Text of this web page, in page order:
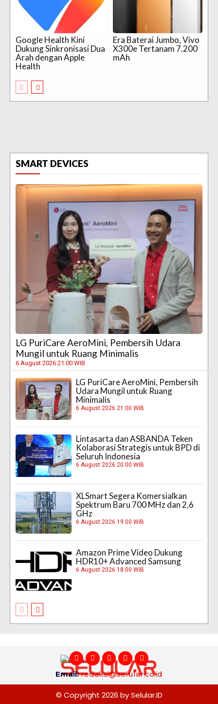
Google Health Kini
Dukung Sinkronisasi Dua
Arah dengan Apple
Health
Era Baterai Jumbo, Vivo
X300e Tertanam 7.200
mAh
SMART DEVICES
LG PuriCare AeroMini, Pembersih Udara
Mungil untuk Ruang Minimalis
6 August 2026 21:00 WIB
LG PuriCare AeroMini, Pembersih
Udara Mungil untuk Ruang
Minimalis
6 August 2026 21:00 WIB
Lintasarta dan ASBANDA Teken
Kolaborasi Strategis untuk BPD di
Seluruh Indonesia
6 August 2026 20:00 WIB
XLSmart Segera Komersialkan
Spektrum Baru 700 MHz dan 2,6
GHz
6 August 2026 19:00 WIB
Amazon Prime Video Dukung
HDR10+ Advanced Samsung
6 August 2026 18:00 WIB
Email:redaksi@selular.co.id
© Copyright 2026 by Selular.ID